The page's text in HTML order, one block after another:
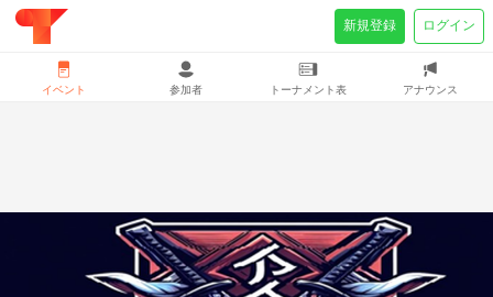
イベント 参加者 トーナメント表 アナウンス
新規登録 ログイン